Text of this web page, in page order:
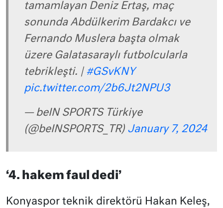
tamamlayan Deniz Ertaş, maç
sonunda Abdülkerim Bardakcı ve
Fernando Muslera başta olmak
üzere Galatasaraylı futbolcularla
tebrikleşti. | #GSvKNY
pic.twitter.com/2b6Jt2NPU3
— beIN SPORTS Türkiye
(@beINSPORTS_TR) January 7, 2024
‘4. hakem faul dedi’
Konyaspor teknik direktörü Hakan Keleş,